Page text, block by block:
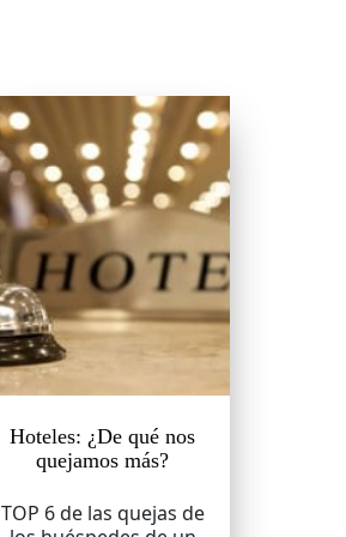
Hoteles: ¿De qué nos
quejamos más?
TOP 6 de las quejas de